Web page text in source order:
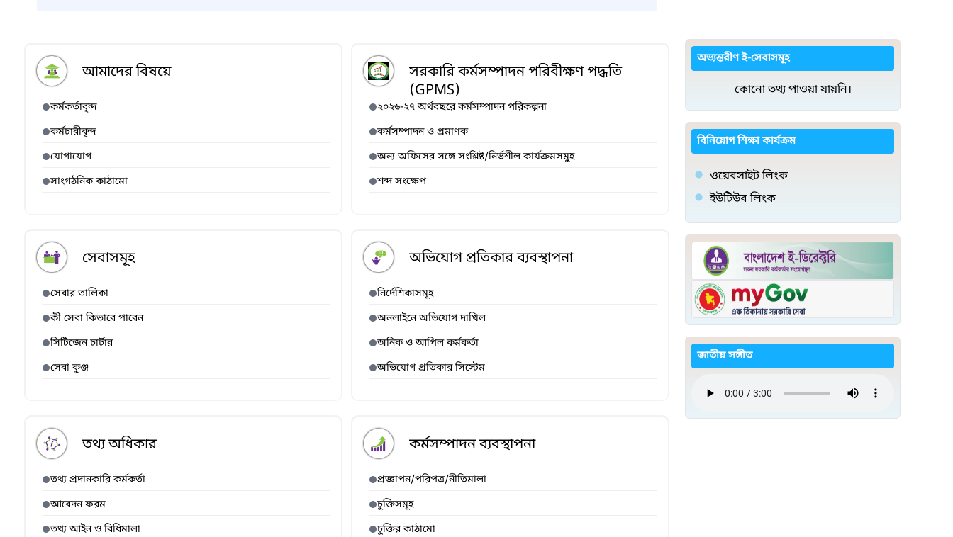
আমাদের বিষয়ে
কর্মকর্তাবৃন্দ
কর্মচারীবৃন্দ
যোগাযোগ
সাংগঠনিক কাঠামো
সরকারি কর্মসম্পাদন পরিবীক্ষণ পদ্ধতি
(GPMS)
২০২৬-২৭ অর্থবছরে কর্মসম্পাদন পরিকল্পনা
কর্মসম্পাদন ও প্রমাণক
অন্য অফিসের সঙ্গে সংশ্লিষ্ট/নির্ভশীল কার্যক্রমসমুহ
শব্দ সংক্ষেপ
সেবাসমূহ
সেবার তালিকা
কী সেবা কিভাবে পাবেন
সিটিজেন চার্টার
সেবা কুঞ্জ
অভিযোগ প্রতিকার ব্যবস্থাপনা
নির্দেশিকাসমূহ
অনলাইনে অভিযোগ দাখিল
অনিক ও আপিল কর্মকর্তা
অভিযোগ প্রতিকার সিস্টেম
তথ্য অধিকার
তথ্য প্রদানকারি কর্মকর্তা
আবেদন ফরম
তথ্য আইন ও বিধিমালা
কর্মসম্পাদন ব্যবস্থাপনা
প্রজ্ঞাপন/পরিপত্র/নীতিমালা
চুক্তিসমূহ
চুক্তির কাঠামো
অভ্যন্তরীণ ই-সেবাসমূহ
কোনো তথ্য পাওয়া যায়নি।
বিনিয়োগ শিক্ষা কার্যক্রম
ওয়েবসাইট লিংক
ইউটিউব লিংক
জাতীয় সঙ্গীত